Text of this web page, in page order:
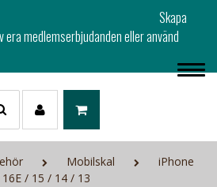
Skapa
era medlemserbjudanden eller använd
Mobilskal
iPhone
/ 15 / 14 / 13